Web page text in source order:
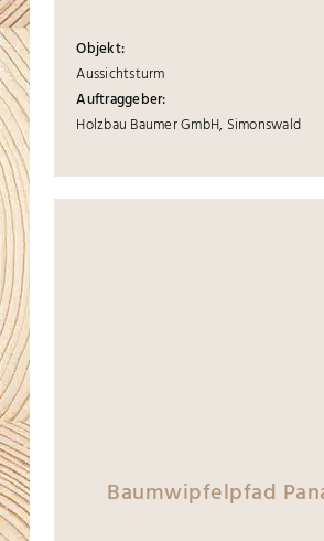
Objekt:
Aussichtsturm
Auftraggeber:
Holzbau Baumer GmbH, Simonswald
Baumwipfelpfad